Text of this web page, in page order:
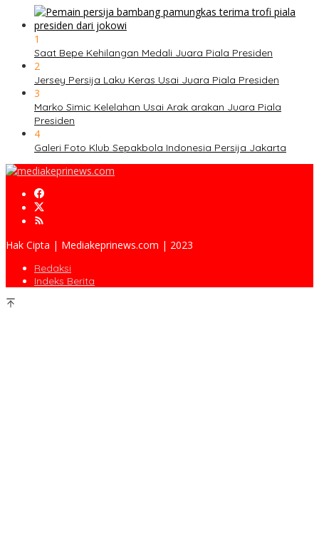
1
Saat Bepe Kehilangan Medali Juara Piala Presiden
2
Jersey Persija Laku Keras Usai Juara Piala Presiden
3
Marko Simic Kelelahan Usai Arak arakan Juara Piala
Presiden
4
Galeri Foto Klub Sepakbola Indonesia Persija Jakarta
Hak Cipta | Mediakeprinews.com | 2023
Redaksi
Indeks Berita